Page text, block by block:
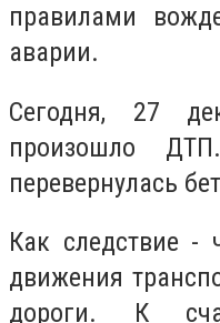
правилами
аварии.
Сегодня, 27
произошло
перевернулась
Как следствие -
движения
дороги. К